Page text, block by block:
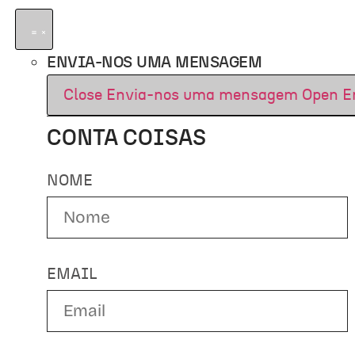
ENVIA-NOS UMA MENSAGEM
Close Envia-nos uma mensagem Open
CONTA COISAS
NOME
EMAIL